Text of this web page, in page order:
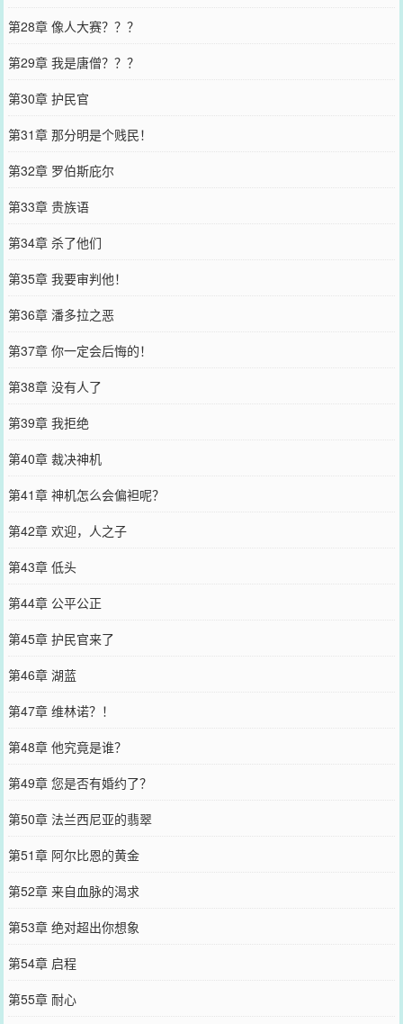
第28章 像人大赛？？？
第29章 我是唐僧？？？
第30章 护民官
第31章 那分明是个贱民！
第32章 罗伯斯庇尔
第33章 贵族语
第34章 杀了他们
第35章 我要审判他！
第36章 潘多拉之恶
第37章 你一定会后悔的！
第38章 没有人了
第39章 我拒绝
第40章 裁决神机
第41章 神机怎么会偏袒呢？
第42章 欢迎，人之子
第43章 低头
第44章 公平公正
第45章 护民官来了
第46章 湖蓝
第47章 维林诺？！
第48章 他究竟是谁？
第49章 您是否有婚约了？
第50章 法兰西尼亚的翡翠
第51章 阿尔比恩的黄金
第52章 来自血脉的渴求
第53章 绝对超出你想象
第54章 启程
第55章 耐心